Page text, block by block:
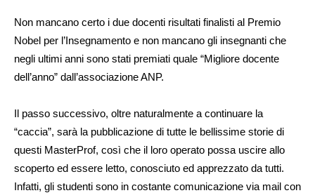
Non mancano certo i due docenti risultati finalisti al Premio
Nobel per l’Insegnamento e non mancano gli insegnanti che
negli ultimi anni sono stati premiati quale “Migliore docente
dell’anno” dall’associazione ANP.
Il passo successivo, oltre naturalmente a continuare la
“caccia”, sarà la pubblicazione di tutte le bellissime storie di
questi MasterProf, così che il loro operato possa uscire allo
scoperto ed essere letto, conosciuto ed apprezzato da tutti.
Infatti, gli studenti sono in costante comunicazione via mail con